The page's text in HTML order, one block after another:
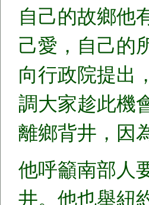
自己的故鄉他
己愛，自己的
向行政院提出
調大家趁此機
離鄉背井，因
他呼籲南部人
井。他也舉紐